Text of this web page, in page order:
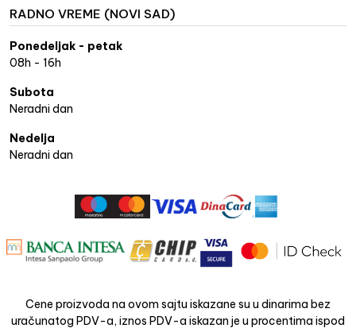
RADNO VREME (NOVI SAD)
Ponedeljak - petak
08h - 16h
Subota
Neradni dan
Nedelja
Neradni dan
Cene proizvoda na ovom sajtu iskazane su u dinarima bez
uračunatog PDV-a, iznos PDV-a iskazan je u procentima ispod